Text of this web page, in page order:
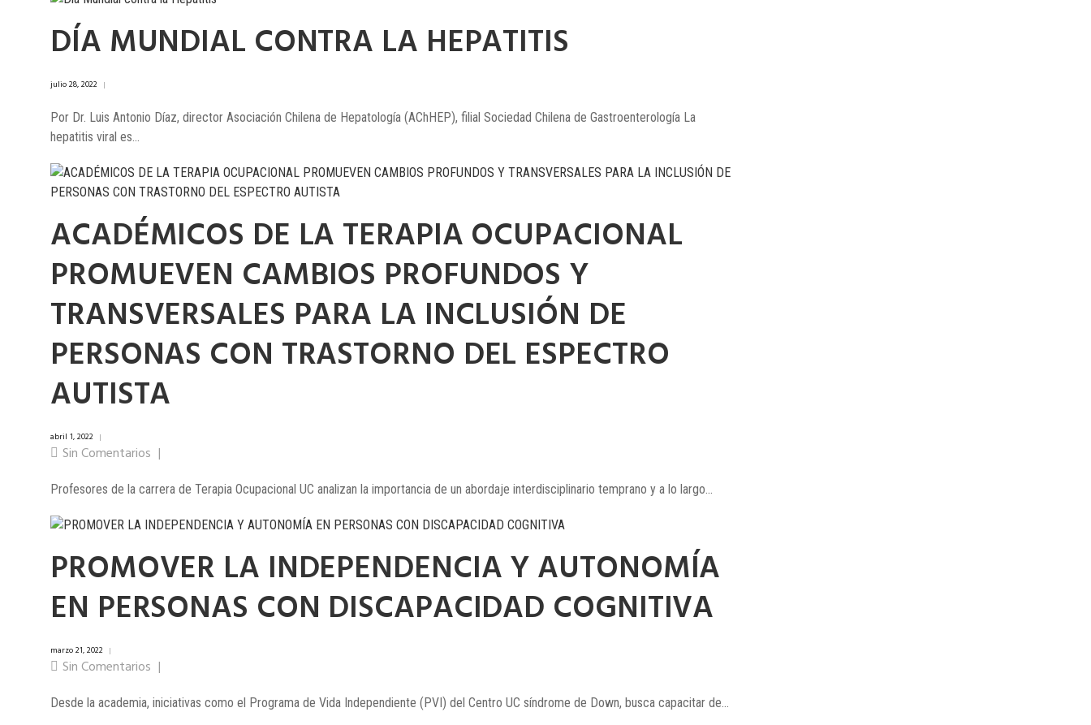
DÍA MUNDIAL CONTRA LA HEPATITIS
julio 28, 2022 |
Por Dr. Luis Antonio Díaz, director Asociación Chilena de Hepatología (AChHEP), filial Sociedad Chilena de Gastroenterología La
hepatitis viral es...
ACADÉMICOS DE LA TERAPIA OCUPACIONAL
PROMUEVEN CAMBIOS PROFUNDOS Y
TRANSVERSALES PARA LA INCLUSIÓN DE
PERSONAS CON TRASTORNO DEL ESPECTRO
AUTISTA
abril 1, 2022 |
Sin Comentarios |
Profesores de la carrera de Terapia Ocupacional UC analizan la importancia de un abordaje interdisciplinario temprano y a lo largo...
PROMOVER LA INDEPENDENCIA Y AUTONOMÍA
EN PERSONAS CON DISCAPACIDAD COGNITIVA
marzo 21, 2022 |
Sin Comentarios |
Desde la academia, iniciativas como el Programa de Vida Independiente (PVI) del Centro UC síndrome de Down, busca capacitar de...